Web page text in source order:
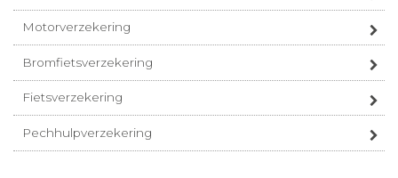
Motorverzekering
Bromfietsverzekering
Fietsverzekering
Pechhulpverzekering